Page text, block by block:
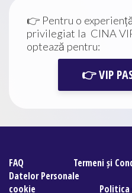
👉 Pentru o
privilegiat la CINA
optează pentru:
👉 VIP
FAQ Termeni și
Datelor Personale
cookie